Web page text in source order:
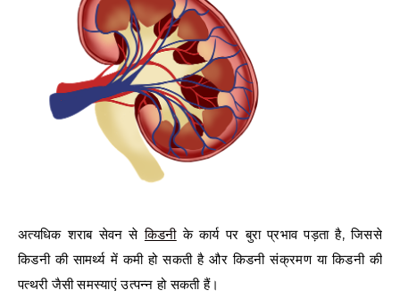
अत्यधिक शराब सेवन सेकिडनीके कार्य पर बुरा प्रभाव पड़ता है, जिससे
किडनी की सामर्थ्य में कमी हो सकती है और किडनी संक्रमण या किडनी की
पत्थरी जैसी समस्याएं उत्पन्न हो सकती हैं।